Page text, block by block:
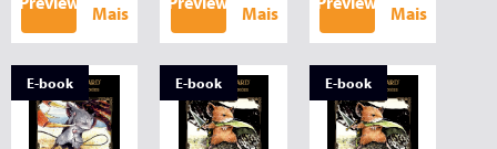
Mais
Mais
Mais
E-book E-book E-book